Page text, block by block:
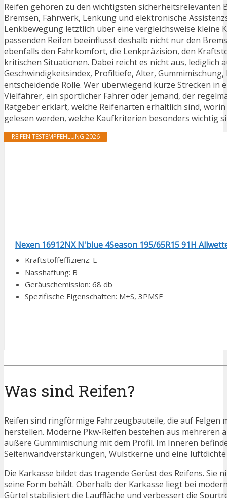
Reifen gehören zu den wichtigsten
Bremsen, Fahrwerk, Lenkung und elektronische
Lenkbewegung letztlich über eine vergleichsweise kleine
passenden Reifen beeinflusst deshalb nicht nur den
ebenfalls den Fahrkomfort, die Lenkpräzision, den
kritischen Situationen. Dabei reicht es nicht aus,
Geschwindigkeitsindex, Profiltiefe, Alter,
entscheidende Rolle. Wer überwiegend kurze Strecken
Vielfahrer, ein sportlicher Fahrer oder jemand, der
Ratgeber erklärt, welche Reifenarten erhältlich sind,
gelesen werden, welche Kaufkriterien besonders
REIFEN TESTEMPFEHLUNG 2026
Nexen 16912NX N'blue 4Season 195/65R15 91H
Kraftstoffeffizienz: E
Nasshaftung: B
Geräuschemission: 68 db
Spezifische Eigenschaften: M+S, 3PMSF
Was sind Reifen?
Reifen sind ringförmige Fahrzeugbauteile, die auf
herstellen. Moderne Pkw-Reifen bestehen aus mehreren
äußere Gummimischung mit dem Profil. Im Inneren
Seitenwandverstärkungen, Wulstkerne und eine
Die Karkasse bildet das tragende Gerüst des Reifens.
seine Form behält. Oberhalb der Karkasse liegt bei
Gürtel stabilisiert die Lauffläche und verbessert die